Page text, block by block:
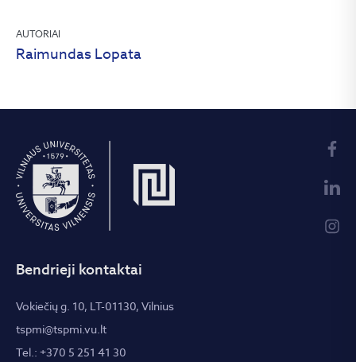
AUTORIAI
Raimundas Lopata
Bendrieji kontaktai
Vokiečių g. 10, LT-01130, Vilnius
tspmi@tspmi.vu.lt
Tel.: +370 5 251 41 30